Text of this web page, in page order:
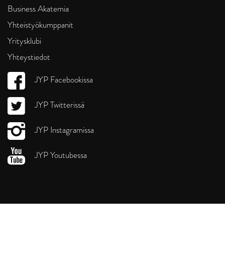
Business Akatemia
Yhteistyökumppanit
Yritysklubi
Yhteystiedot
JYP Facebookissa
JYP Twitterissä
JYP Instagramissa
JYP Youtubessa